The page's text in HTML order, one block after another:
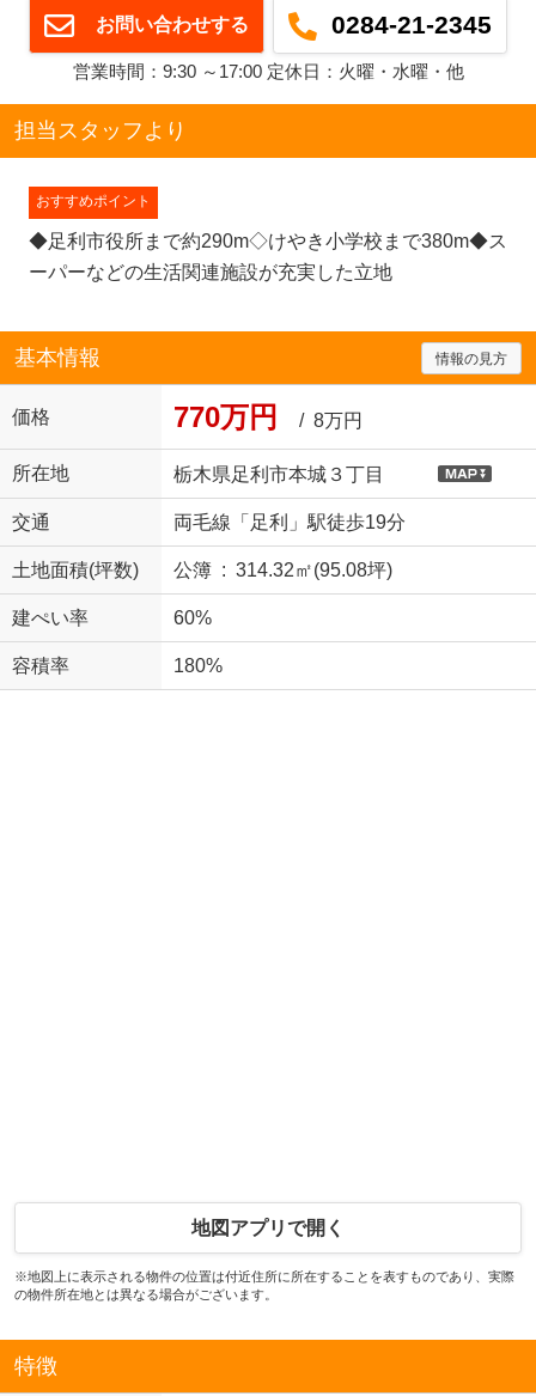
お問い合わせする 0284-21-2345
営業時間：9:30 ～17:00 定休日：火曜・水曜・他
担当スタッフより
おすすめポイント
◆足利市役所まで約290m◇けやき小学校まで380m◆ス
ーパーなどの生活関連施設が充実した立地
基本情報 情報の見方
価格 770万円 / 8万円
所在地 栃木県足利市本城３丁目
交通 両毛線「足利」駅徒歩19分
土地面積(坪数) 公簿 : 314.32㎡(95.08坪)
建ぺい率 60%
容積率 180%
地図アプリで開く
※地図上に表示される物件の位置は付近住所に所在することを表すものであり、実際
の物件所在地とは異なる場合がございます。
特徴